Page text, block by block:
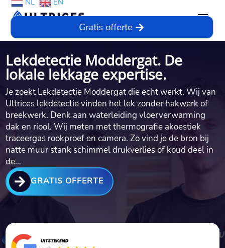
NL EN
Gratis offerte
Lekdetectie Moddergat. De
lokale lekkage expertise.
Je zoekt Lekdetectie Moddergat die echt werkt. Wij van
Ultrices lekdetectie vinden het lek zonder hakwerk of
breekwerk. Denk aan waterleiding vloerverwarming
dak en riool. Wij meten met thermografie akoestiek
traceergas rookproef en camera. Zo vind je de bron bij
natte muur stank schimmel drukverlies of koud deel in
de…
 GRATIS OFFERTE